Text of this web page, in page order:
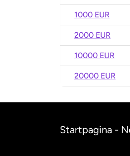
1000 EUR
2000 EUR
10000 EUR
20000 EUR
Startpagina -